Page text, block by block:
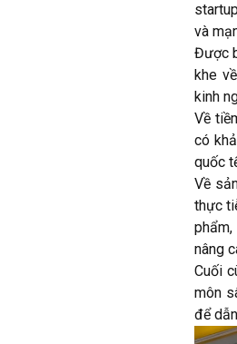
và
Được
khe
kinh
Về
có
quốc
Về
thực
nâng
Cuối
môn
để